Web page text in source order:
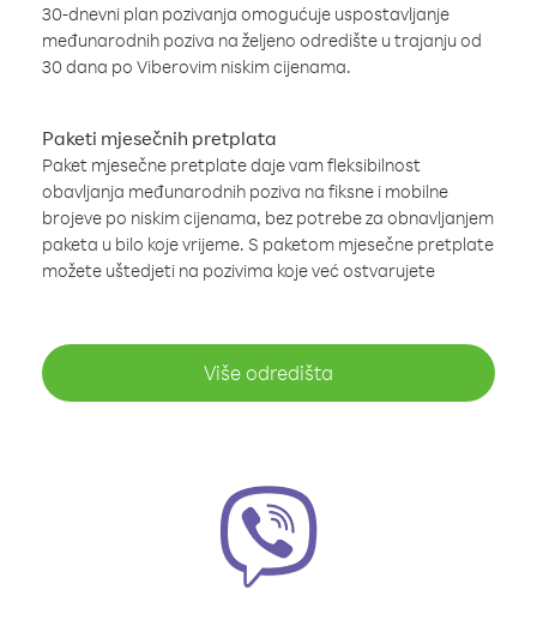
30-dnevni plan pozivanja omogućuje uspostavljanje
međunarodnih poziva na željeno odredište u trajanju od
30 dana po Viberovim niskim cijenama.
Paketi mjesečnih pretplata
Paket mjesečne pretplate daje vam fleksibilnost
obavljanja međunarodnih poziva na fiksne i mobilne
brojeve po niskim cijenama, bez potrebe za obnavljanjem
paketa u bilo koje vrijeme. S paketom mjesečne pretplate
možete uštedjeti na pozivima koje već ostvarujete
Više odredišta